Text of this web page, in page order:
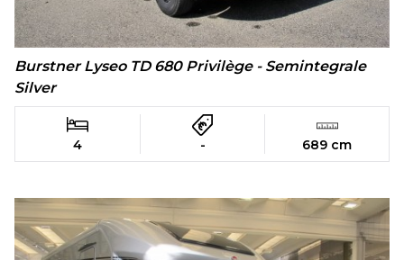
Burstner Lyseo TD 680 Privilège - Semintegrale
Silver
4 - 689 cm